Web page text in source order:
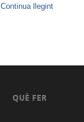
Continua llegint
QUÈ FER